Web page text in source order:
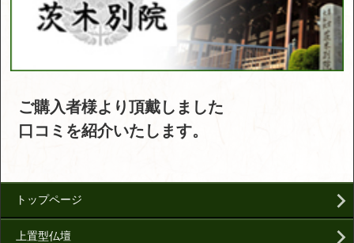
ご購入者様より頂戴しました
口コミを紹介いたします。
トップページ
上置型仏壇